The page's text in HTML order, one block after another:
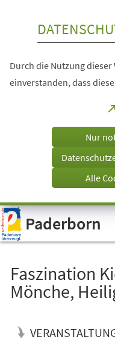
Visuelle
Assistenzsoftware
öffnen.
Durch die Nutzung
einverstanden, dass
Nur
Alle
Paderborn
Faszination
Mönche,